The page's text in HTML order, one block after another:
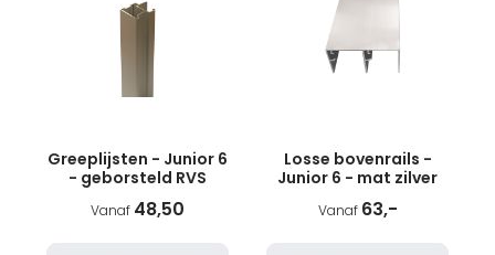
Greeplijsten - Junior 6
- geborsteld RVS
Vanaf 48,50
Losse bovenrails -
Junior 6 - mat zilver
Vanaf 63,-